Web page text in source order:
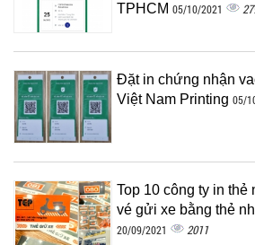
TPHCM 05/10/2021
Đặt in chứng nhận
Việt Nam Printing 05/
Top 10 công ty in
vé gửi xe bằng thẻ
20/09/2021 2011